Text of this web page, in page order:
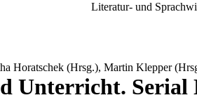
Literatur- und
Horatschek (Hrsg.), Martin Klepper
Unterricht.